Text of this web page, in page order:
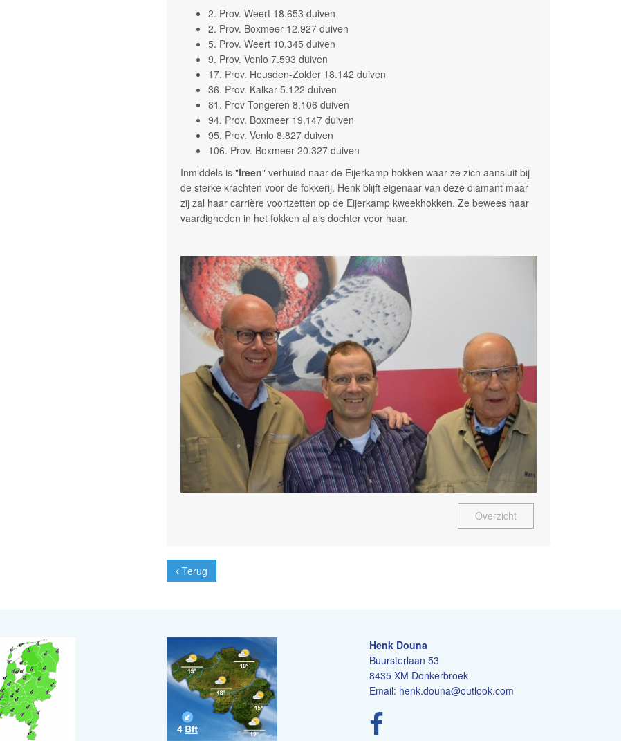
2. Prov. Weert 18.653 duiven
2. Prov. Boxmeer 12.927 duiven
5. Prov. Weert 10.345 duiven
9. Prov. Venlo 7.593 duiven
17. Prov. Heusden-Zolder 18.142 duiven
36. Prov. Kalkar 5.122 duiven
81. Prov Tongeren 8.106 duiven
94. Prov. Boxmeer 19.147 duiven
95. Prov. Venlo 8.827 duiven
106. Prov. Boxmeer 20.327 duiven
Inmiddels is "Ireen" verhuisd naar de Eijerkamp hokken waar ze zich aansluit bij
de sterke krachten voor de fokkerij. Henk blijft eigenaar van deze diamant maar
zij zal haar carrière voortzetten op de Eijerkamp kweekhokken. Ze bewees haar
vaardigheden in het fokken al als dochter voor haar.
Overzicht
Terug
Henk Douna
Buursterlaan 53
8435 XM Donkerbroek
Email: henk.douna@outlook.com